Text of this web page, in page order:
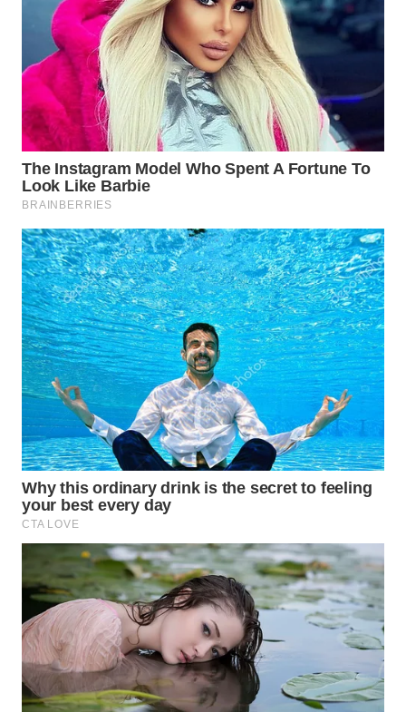
WN
PRIANGAN
TIMUR
WN
SEMARANG
WN
SOLO
WN
BOROBUDUR
WN
MADURA
WN
SURABAYA
WN
NATUNA
WN
BINTAN
MANDALIKA
WN
LIKUPANG
WN